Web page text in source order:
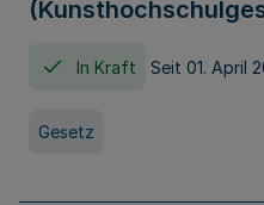
In Kraft Seit 01. April
Gesetz